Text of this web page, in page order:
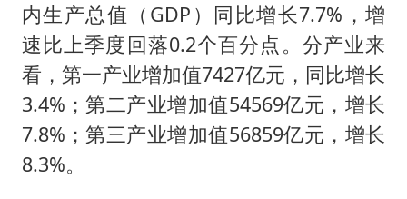
CIA被曝已秘密设立古巴工作组
U17国足1分钟轰2球
泰国一女公务员妆容引争议 本人回应
法国将禁止“未经同意的电话营销”
内生产总值（GDP）同比增长7.7%，增
速比上季度回落0.2个百分点。分产业来
看，第一产业增加值7427亿元，同比增长
3.4%；第二产业增加值54569亿元，增长
7.8%；第三产业增加值56859亿元，增长
8.3%。